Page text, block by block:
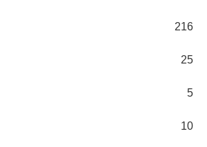
216
25
5
10